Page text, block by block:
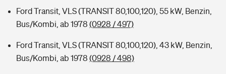
Ford Transit, VLS (TRANSIT 80,100,120), 55 kW, Benzin,
Bus/Kombi, ab 1978 (0928 / 497)
Ford Transit, VLS (TRANSIT 80,100,120), 43 kW, Benzin,
Bus/Kombi, ab 1978 (0928 / 498)